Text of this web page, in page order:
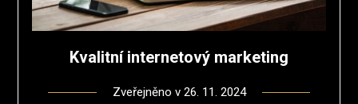
Kvalitní internetový marketing
Zveřejněno v 26. 11. 2024